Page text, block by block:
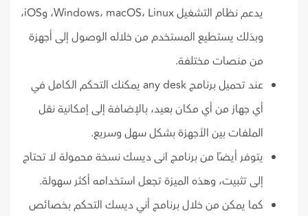
يدعم نظام التشغيل Windows، macOS، Linux، وiOS،
وبذلك يستطيع المستخدم من خلاله الوصول إلى أجهزة
من منصات مختلفة.
عند تحميل برنامج any desk يمكنك التحكم الكامل في
أي جهاز من أي مكان بعيد، بالإضافة إلى إمكانية نقل
الملفات بين الأجهزة بشكل سهل وسريع.
يتوفر أيضًا من برنامج انى ديسك نسخة محمولة لا تحتاج
إلى تثبيت، وهذه الميزة تجعل استخدامه أكثر سهولة.
كما يمكن من خلال برنامج أني ديسك التحكم بخصائص